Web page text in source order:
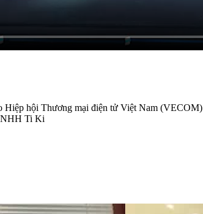
Hiệp hội Thương mại điện tử Việt Nam (VECOM)
Ti Ki